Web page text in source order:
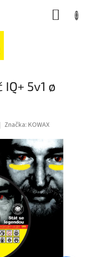
IQ+ 5v1 ø
Značka: KOWAX